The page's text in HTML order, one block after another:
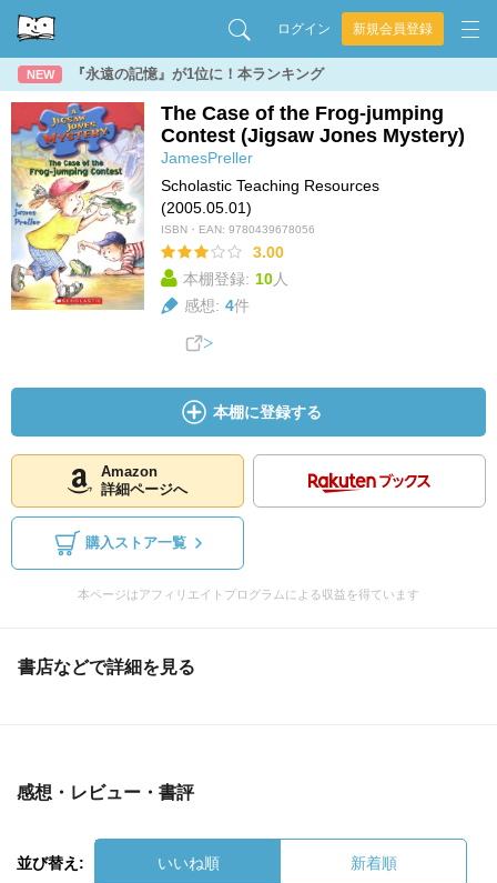
ログイン 新規会員登録
NEW 『永遠の記憶』が1位に！本ランキング
The Case of the Frog-jumping
Contest (Jigsaw Jones Mystery)
JamesPreller
Scholastic Teaching Resources
(2005.05.01)
ISBN・EAN: 9780439678056
3.00
本棚登録: 10人
感想: 4件
本棚に登録する
Amazon
詳細ページへ
購入ストア一覧
本ページはアフィリエイトプログラムによる収益を得ています
書店などで詳細を見る
感想・レビュー・書評
並び替え: いいね順 新着順